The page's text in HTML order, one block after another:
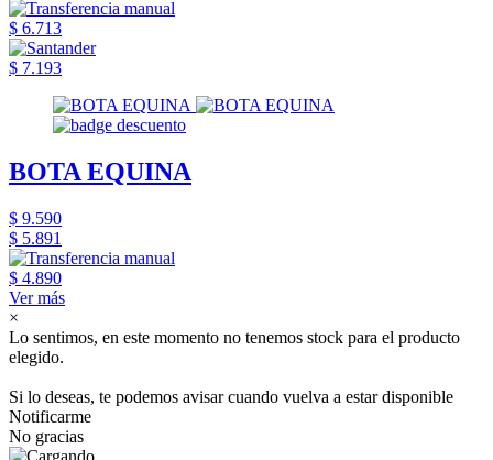
$ 6.713
$ 7.193
BOTA EQUINA
$ 9.590
$ 5.891
$ 4.890
Ver más
×
Lo sentimos, en este momento no tenemos stock para el producto
elegido.
Si lo deseas, te podemos avisar cuando vuelva a estar disponible
Notificarme
No gracias